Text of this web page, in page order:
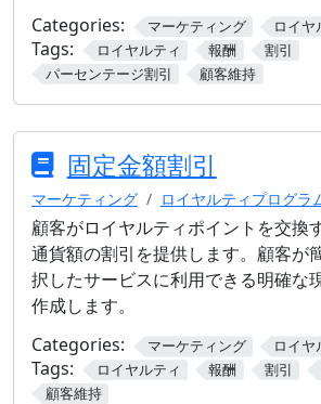
Categories:
マーケティング ロイヤ
Tags: ロイヤルティ 報酬
割引
パーセンテージ割引
顧客維持
固定金額割引
マーケティング ロイヤルティプログラ
顧客がロイヤルティポイントを交換
通貨額の割引を提供します。顧客が
択したサービスに利用できる明確な
作成します。
Categories:
マーケティング ロイヤ
Tags: ロイヤルティ 報酬 割引
顧客維持